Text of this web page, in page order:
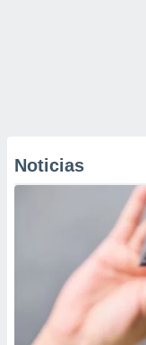
Noticias